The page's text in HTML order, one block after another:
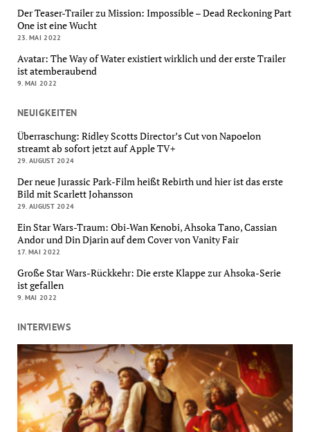
Der Teaser-Trailer zu Mission: Impossible – Dead Reckoning Part
One ist eine Wucht
23. MAI 2022
Avatar: The Way of Water existiert wirklich und der erste Trailer
ist atemberaubend
9. MAI 2022
NEUIGKEITEN
Überraschung: Ridley Scotts Director’s Cut von Napoelon
streamt ab sofort jetzt auf Apple TV+
29. AUGUST 2024
Der neue Jurassic Park-Film heißt Rebirth und hier ist das erste
Bild mit Scarlett Johansson
29. AUGUST 2024
Ein Star Wars-Traum: Obi-Wan Kenobi, Ahsoka Tano, Cassian
Andor und Din Djarin auf dem Cover von Vanity Fair
17. MAI 2022
Große Star Wars-Rückkehr: Die erste Klappe zur Ahsoka-Serie
ist gefallen
9. MAI 2022
INTERVIEWS